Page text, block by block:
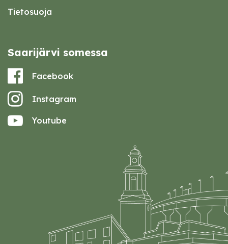
Tietosuoja
Saarijärvi somessa
Facebook
Instagram
Youtube